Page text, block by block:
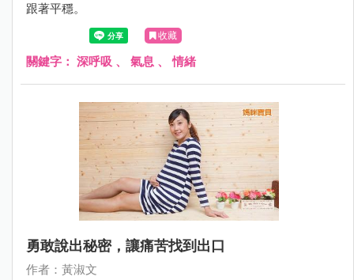
跟著平穩。
收藏
關鍵字： 深呼吸 、 氣息 、情緒
勇敢說出秘密，讓痛苦找到出口
作者：黃淑文